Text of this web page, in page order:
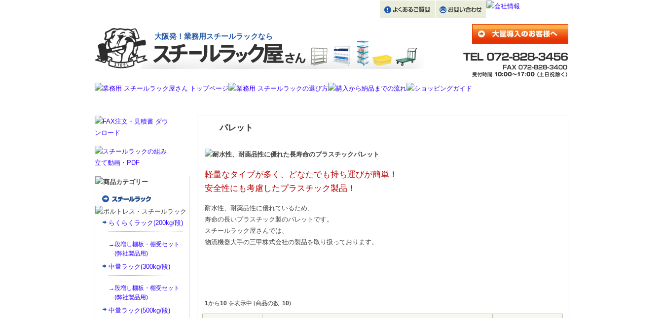
大阪発！業務用スチールラックなら
らくらくラック(200kg/段)
→段増し棚板・棚受セット
(弊社製品用)
中量ラック(300kg/段)
→段増し棚板・棚受セット
(弊社製品用)
中量ラック(500kg/段)
パレット
軽量なタイプが多く、どなたでも持ち運びが簡単！
安全性にも考慮したプラスチック製品！
耐水性、耐薬品性に優れているため、
寿命の長いプラスチック製のパレットです。
スチールラック屋さんでは、
物流機器大手の三甲株式会社の製品を取り扱っております。
1から10 を表示中 (商品の数: 10)